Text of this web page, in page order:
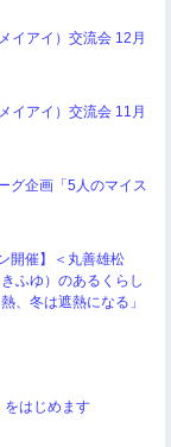
イアイ）交流会 12月
イアイ）交流会 11月
グ企画「5人のマイス
開催】＜丸善雄松
ふゆ）のあるくらし
、冬は遮熱になる」
をはじめます